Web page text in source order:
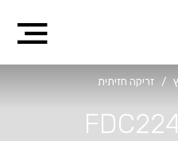
/ זריקה חזיתית